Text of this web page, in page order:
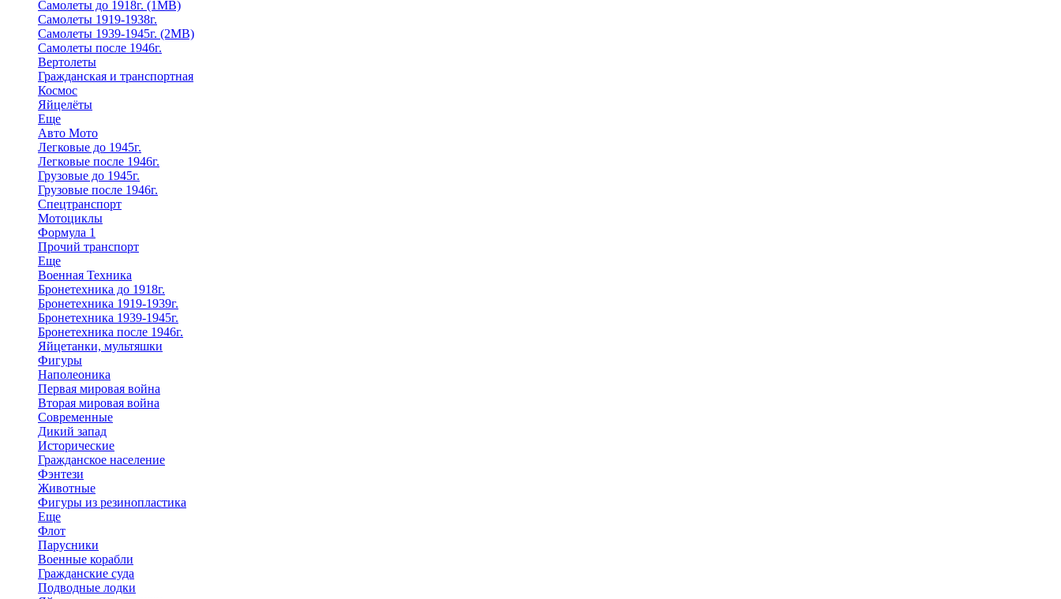
Самолеты до 1918г. (1МВ)
Самолеты 1919-1938г.
Самолеты 1939-1945г. (2МВ)
Самолеты после 1946г.
Вертолеты
Гражданская и транспортная
Космос
Яйцелёты
Еще
Авто Мото
Легковые до 1945г.
Легковые после 1946г.
Грузовые до 1945г.
Грузовые после 1946г.
Спецтранспорт
Мотоциклы
Формула 1
Прочий транспорт
Еще
Военная Техника
Бронетехника до 1918г.
Бронетехника 1919-1939г.
Бронетехника 1939-1945г.
Бронетехника после 1946г.
Яйцетанки, мультяшки
Фигуры
Наполеоника
Первая мировая война
Вторая мировая война
Современные
Дикий запад
Исторические
Гражданское население
Фэнтези
Животные
Фигуры из резинопластика
Еще
Флот
Парусники
Военные корабли
Гражданские суда
Подводные лодки